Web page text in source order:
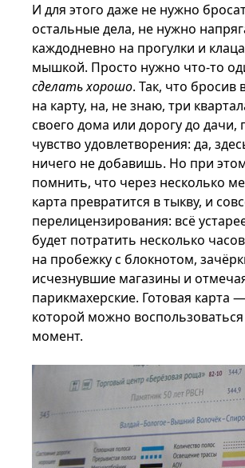
И для этого даже не нужно
остальные дела, не нужно
каждодневно на прогулки и
мышкой. Просто нужно что-то
сделать хорошо. Так, что бросив
на карту, на, не знаю, три
своего дома или дорогу до дачи,
чувство удовлетворения: да,
ничего не добавишь. Но при
помнить, что через несколько
карта превратится в тыкву, и
перелицензирования: всё
будет потратить несколько часов
на пробежку с блокнотом,
исчезнувшие магазины и
парикмахерские. Готовая карта
которой можно
момент.